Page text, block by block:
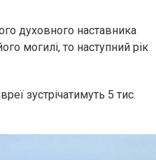
духовного наставника
могилі, то наступний рік
зустрічатимуть 5 тис.